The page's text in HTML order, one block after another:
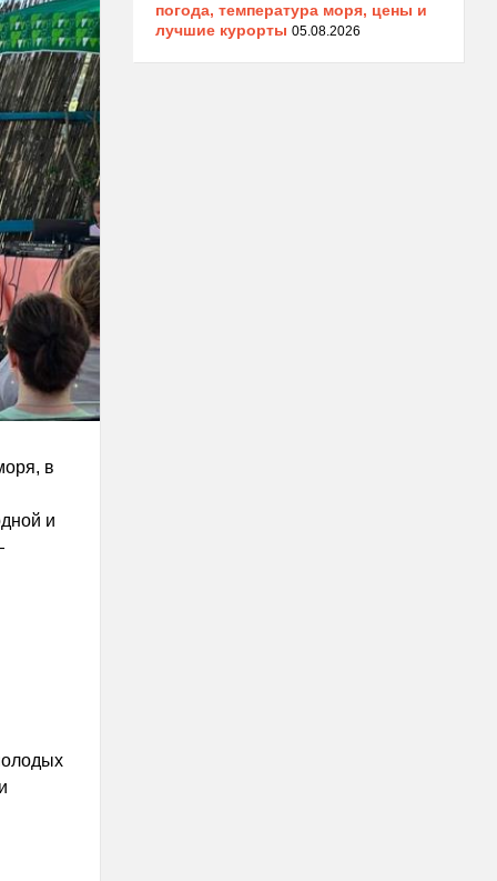
в
и
погода, температура моря, цены и
лучшие курорты 05.08.2026